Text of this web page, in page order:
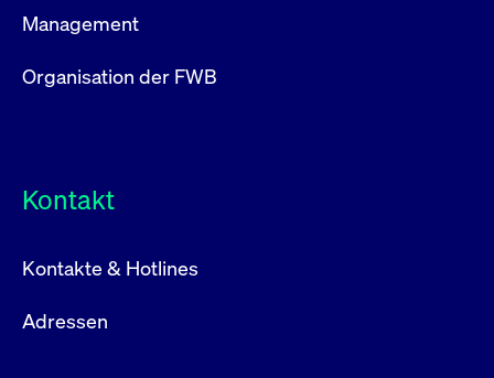
Management
Organisation der FWB
Kontakt
Kontakte & Hotlines
Adressen